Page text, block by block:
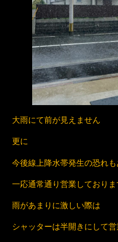
大雨にて前が見えません
更に
今後線上降水帯発生の恐れも
一応通常通り営業しており
雨があまりに激しい際は
シャッターは半開きにして